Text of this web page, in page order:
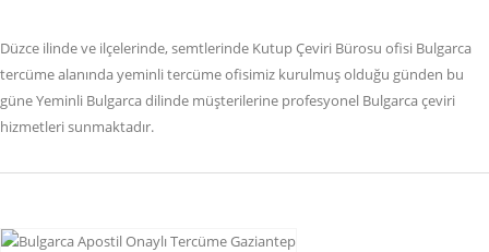
Düzce ilinde ve ilçelerinde, semtlerinde Kutup Çeviri Bürosu ofisi Bulgarca
tercüme alanında yeminli tercüme ofisimiz kurulmuş olduğu günden bu
güne Yeminli Bulgarca dilinde müşterilerine profesyonel Bulgarca çeviri
hizmetleri sunmaktadır.